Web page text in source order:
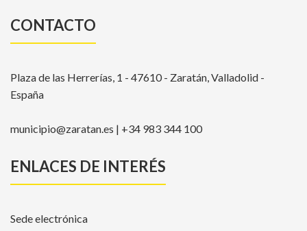
CONTACTO
Plaza de las Herrerías, 1 - 47610 - Zaratán, Valladolid -
España
municipio@zaratan.es | +34 983 344 100
ENLACES DE INTERÉS
Sede electrónica